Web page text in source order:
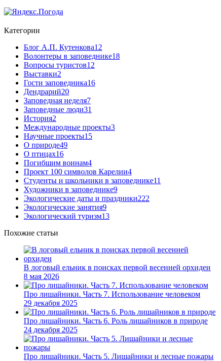
Категории
Блог А.П. Кутенкова12
Волонтеры в заповеднике18
Вопросы туристов12
Выставки2
Гости заповедника16
Дендрарий20
Заповедная неделя7
Заповедные люди31
История2
Международные проекты3
Научные проекты15
О природе49
О птицах16
Погибшим воинам4
Проект 100 символов Карелии4
Студенты и школьники в заповеднике11
Художники в заповеднике9
Экологические даты и праздники222
Экологические занятия9
Экологический туризм13
Похожие статьи
В логовый ельник в поисках первой весенней орхидеи
8 мая 2026
Про лишайники. Часть 7. Использование человеком
29 декабря 2025
Про лишайники. Часть 6. Роль лишайников в природе
24 декабря 2025
Про лишайники. Часть 5. Лишайники и лесные пожары